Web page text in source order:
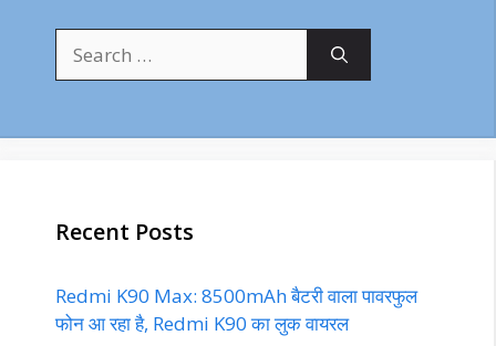
for:
Recent Posts
Redmi K90 Max: 8500mAh बैटरी वाला पावरफुल
फोन आ रहा है, Redmi K90 का लुक वायरल